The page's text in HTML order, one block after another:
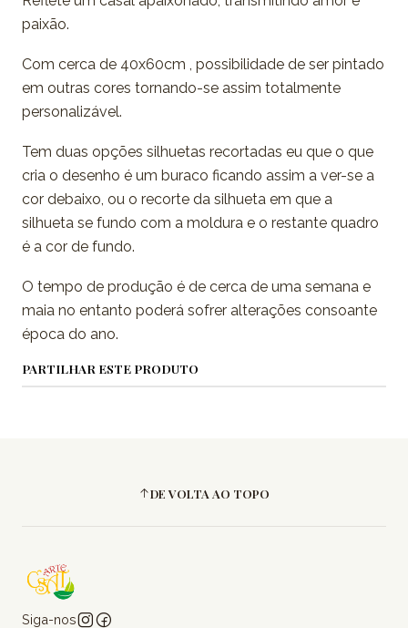
paixão.
Com cerca de 40x60cm , possibilidade de ser pintado
em outras cores tornando-se assim totalmente
personalizável.
Tem duas opções silhuetas recortadas eu que o que
cria o desenho é um buraco ficando assim a ver-se a
cor debaixo, ou o recorte da silhueta em que a
silhueta se fundo com a moldura e o restante quadro
é a cor de fundo.
O tempo de produção é de cerca de uma semana e
maia no entanto poderá sofrer alterações consoante
época do ano.
PARTILHAR ESTE PRODUTO
DE VOLTA AO TOPO
Siga-nos